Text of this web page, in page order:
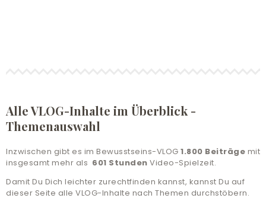
ANMELDEN
HILFE UND SUPPORT
Alle VLOG-Inhalte im Überblick -
Themenauswahl
Inzwischen gibt es im Bewusstseins-VLOG 1.800 Beiträge mit
insgesamt mehr als 601 Stunden Video-Spielzeit.
Damit Du Dich leichter zurechtfinden kannst, kannst Du auf
dieser Seite alle VLOG-Inhalte nach Themen durchstöbern.